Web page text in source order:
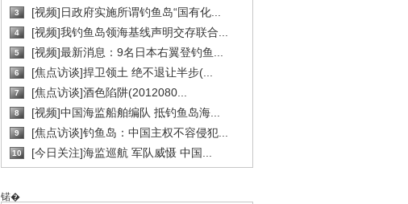
3 [视频]日政府实施所谓钓鱼岛“国有化...
4 [视频]我钓鱼岛领海基线声明交存联合...
5 [视频]最新消息：9名日本右翼登钓鱼...
6 [焦点访谈]捍卫领土 绝不退让半步(...
7 [焦点访谈]酒色陷阱(2012080...
8 [视频]中国海监船舶编队 抵钓鱼岛海...
9 [焦点访谈]钓鱼岛：中国主权不容侵犯...
10 [今日关注]海监巡航 军队威慑 中国...
锘�